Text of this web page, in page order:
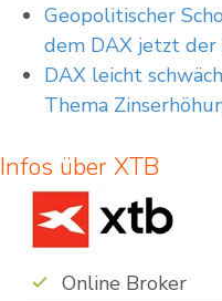
Geopolitischer
dem DAX jetzt
DAX leicht
Thema
Infos über XTB
Online Broker